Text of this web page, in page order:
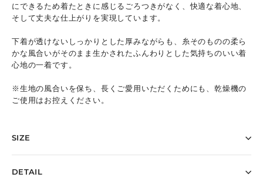
にできるため着たときに感じるごろつきがなく、快適な着心地、
そして丈夫な仕上がりを実現しています。
下着が透けないしっかりとした厚みながらも、糸そのものの柔ら
かな風合いがそのまま生かされたふんわりとした気持ちのいい着
心地の一着です。
※生地の風合いを保ち、長くご愛用いただくためにも、乾燥機の
ご使用はお控えください。
SIZE
DETAIL